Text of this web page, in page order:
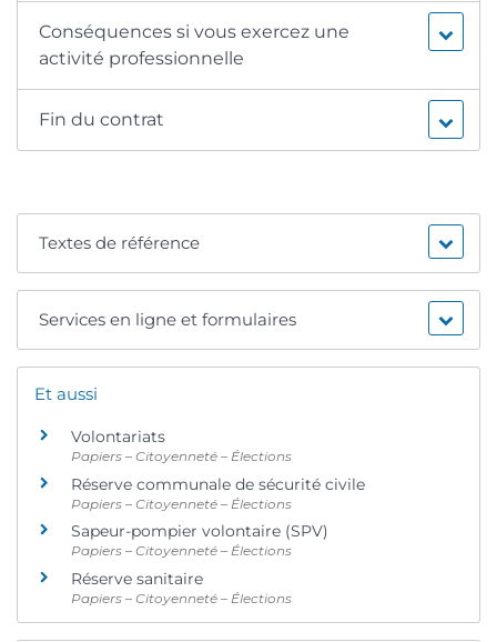
Conséquences si vous exercez une
activité professionnelle
Fin du contrat
Textes de référence
Services en ligne et formulaires
Et aussi
Volontariats
Papiers – Citoyenneté – Élections
Réserve communale de sécurité civile
Papiers – Citoyenneté – Élections
Sapeur-pompier volontaire (SPV)
Papiers – Citoyenneté – Élections
Réserve sanitaire
Papiers – Citoyenneté – Élections